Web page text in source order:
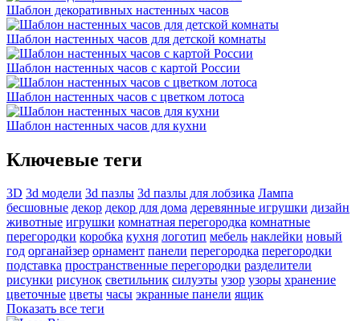
Шаблон декоративных настенных часов
Шаблон настенных часов для детской комнаты
Шаблон настенных часов с картой России
Шаблон настенных часов с цветком лотоса
Шаблон настенных часов для кухни
Ключевые теги
3D 3d модели 3d пазлы 3d пазлы для лобзика Лампа
бесшовные декор декор для дома деревянные игрушки дизайн
животные игрушки комнатная перегородка комнатные
перегородки коробка кухня логотип мебель наклейки новый
год органайзер орнамент панели перегородка перегородки
подставка пространственные перегородки разделители
рисунки рисунок светильник силуэты узор узоры хранение
цветочные цветы часы экранные панели ящик
Показать все теги